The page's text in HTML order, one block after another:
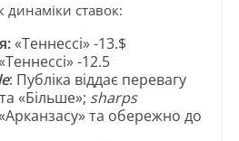
динаміки ставок:
«Теннессі» -13.$
-12.5
: Публіка віддає перевагу
«Більше»; sharps
та обережно до